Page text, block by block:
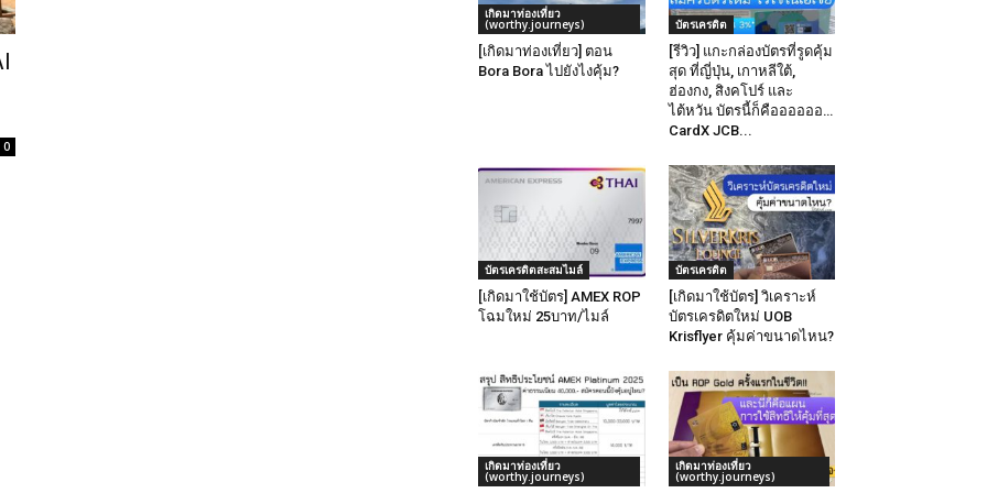
0
เกิดมาท่องเที่ยว
(worthy.journeys)
[เกิดมาท่องเที่ยว] ตอน
Bora Bora ไปยังไงคุ้ม?
บัตรเครดิต
[รีวิว] แกะกล่องบัตรที่รูดคุ้ม
สุด ที่ญี่ปุ่น, เกาหลีใต้,
ฮ่องกง, สิงคโปร์ และ
ไต้หวัน บัตรนี้ก็คืออออออ…
CardX JCB...
บัตรเครดิตสะสมไมล์
[เกิดมาใช้บัตร] AMEX ROP
โฉมใหม่ 25บาท/ไมล์
บัตรเครดิต
[เกิดมาใช้บัตร] วิเคราะห์
บัตรเครดิตใหม่ UOB
Krisflyer คุ้มค่าขนาดไหน?
เกิดมาท่องเที่ยว
(worthy.journeys)
เกิดมาท่องเที่ยว
(worthy.journeys)